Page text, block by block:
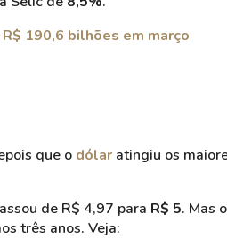
190,6 bilhões em março
que o dólar atingiu os
de R$ 4,97 para R$ 5. Mas
três anos. Veja: